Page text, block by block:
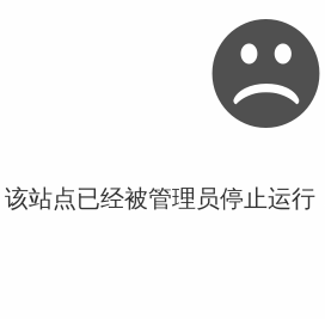
站点已经被管理员停止运